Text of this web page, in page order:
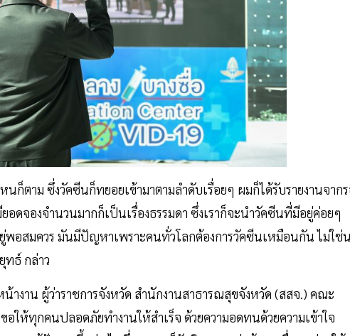
ตาม ซึ่งวัคซีนก็ทยอยเข้ามาตามลำดับเรื่อยๆ ผมก็ได้รับรายงานจาก
ดจองจำนวนมากก็เป็นเรื่องธรรมดา ซึ่งเราก็จะนำวัคซีนที่มีอยู่ค่อยๆ
อสมควร มันมีปัญหาเพราะคนทั่วโลกต้องการวัคซีนเหมือนกัน ไม่ใช่
ทธ์ กล่าว
งาน ผู้ว่าราชการจังหวัด สำนักงานสาธารณสุขจังหวัด (สสจ.) คณะ
ให้ทุกคนปลอดภัยทำงานให้สำเร็จ ด้วยความอดทนด้วยความเข้าใจ